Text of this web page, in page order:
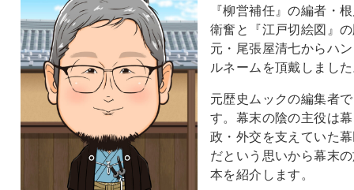
『柳営補任』の編者・
衛奮と『江戸切絵図』
元・尾張屋清七からハ
ルネームを頂戴しまし
元歴史ムックの編集者で
す。幕末の陰の主役は幕
政・外交を支えていた
だという思いから幕末
本を紹介します。